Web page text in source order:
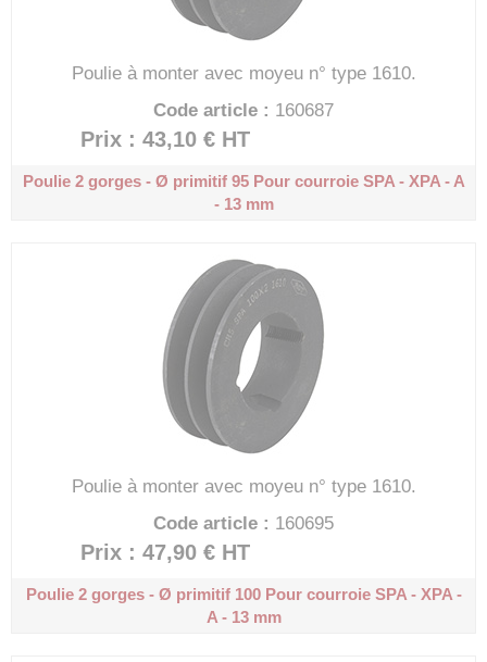
Poulie à monter avec moyeu n° type 1610.
Code article : 160687
Prix : 43,10 € HT
Poulie 2 gorges - Ø primitif 95Pour courroie SPA - XPA - A
- 13 mm
Poulie à monter avec moyeu n° type 1610.
Code article : 160695
Prix : 47,90 € HT
Poulie 2 gorges - Ø primitif 100Pour courroie SPA - XPA -
A - 13 mm